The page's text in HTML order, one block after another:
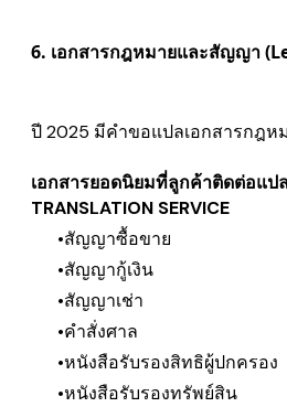
6. เอกสารกฎหมายและสัญญา
ปี 2025 มีคำขอแปลเอกสารกฎห
เอกสารยอดนิยมที่ลูกค้าติดต่อแป
TRANSLATION SERVICE
สัญญาซื้อขาย
สัญญากู้เงิน
สัญญาเช่า
คำสั่งศาล
หนังสือรับรองสิทธิผู้ปกครอง
หนังสือรับรองทรัพย์สิน